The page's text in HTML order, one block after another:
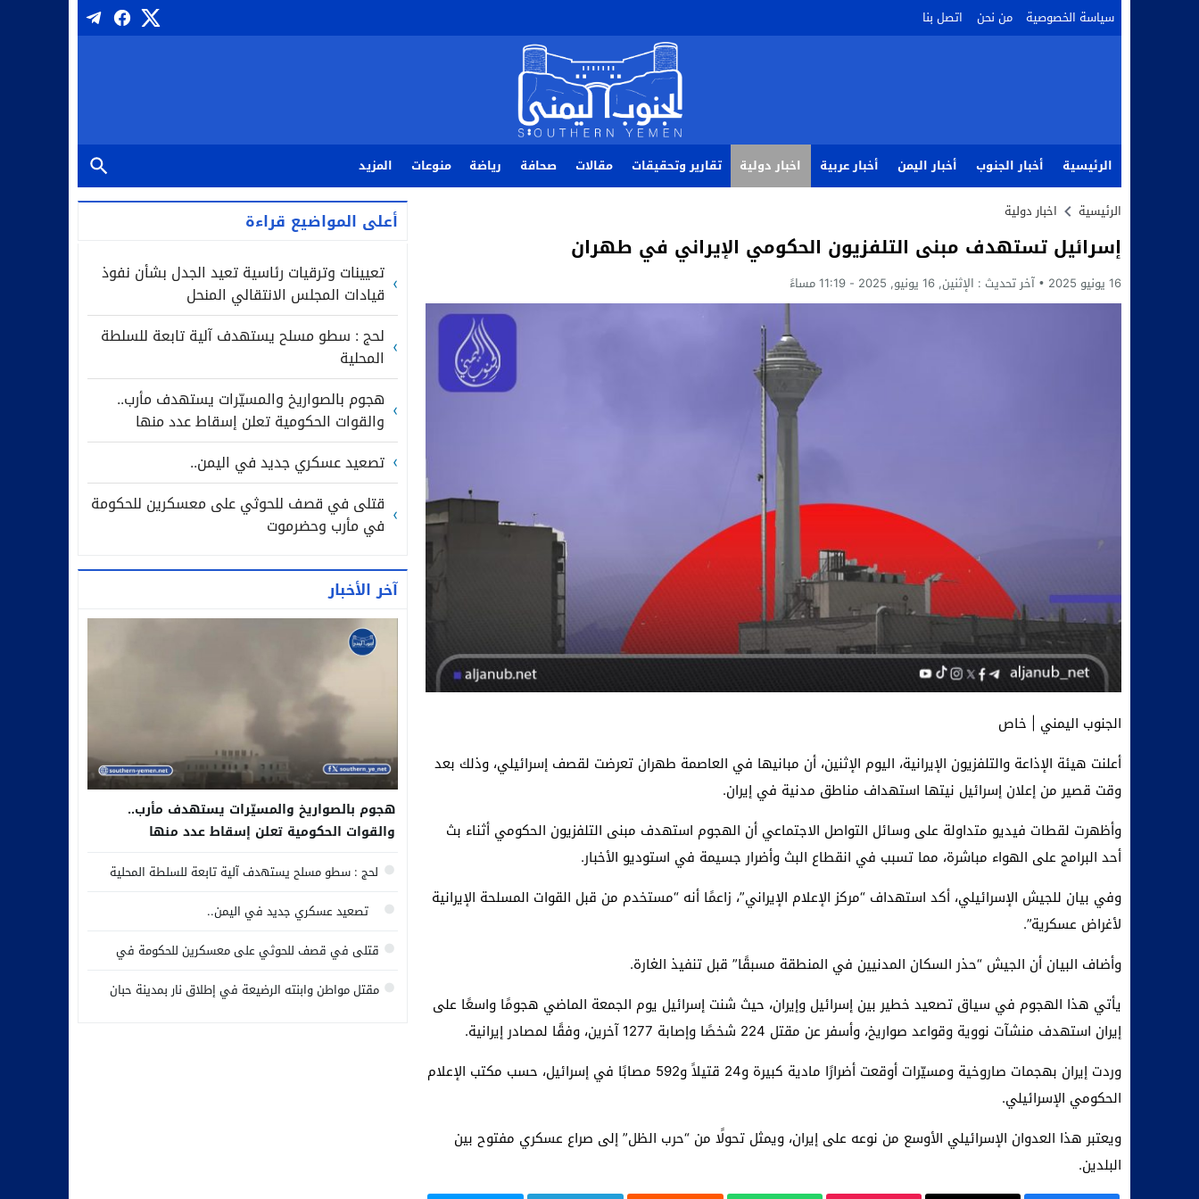
سياسة الخصوصية من نحن اتصل بنا
الرئيسية أخبار الجنوب أخبار اليمن أخبار عربية اخبار دولية تقارير وتحقيقات مقالات صحافة رياضة منوعات المزيد
الرئيسية اخبار دولية
إسرائيل تستهدف مبنى التلفزيون الحكومي الإيراني في طهران
16 يونيو 2025 آخر تحديث : الإثنين, 16 يونيو, 2025 - 11:19 مساءً
الجنوب اليمني | خاص
أعلنت هيئة الإذاعة والتلفزيون الإيرانية، اليوم الإثنين، أن مبانيها في العاصمة طهران تعرضت لقصف إسرائيلي، وذلك بعد
وقت قصير من إعلان إسرائيل نيتها استهداف مناطق مدنية في إيران.
وأظهرت لقطات فيديو متداولة على وسائل التواصل الاجتماعي أن الهجوم استهدف مبنى التلفزيون الحكومي أثناء بث
أحد البرامج على الهواء مباشرة، مما تسبب في انقطاع البث وأضرار جسيمة في استوديو الأخبار.
وفي بيان للجيش الإسرائيلي، أكد استهداف “مركز الإعلام الإيراني”، زاعمًا أنه “مستخدم من قبل القوات المسلحة الإيرانية
لأغراض عسكرية”.
وأضاف البيان أن الجيش “حذر السكان المدنيين في المنطقة مسبقًا” قبل تنفيذ الغارة.
يأتي هذا الهجوم في سياق تصعيد خطير بين إسرائيل وإيران، حيث شنت إسرائيل يوم الجمعة الماضي هجومًا واسعًا على
إيران استهدف منشآت نووية وقواعد صواريخ، وأسفر عن مقتل 224 شخصًا وإصابة 1277 آخرين، وفقًا لمصادر إيرانية.
وردت إيران بهجمات صاروخية ومسيّرات أوقعت أضرارًا مادية كبيرة و24 قتيلاً و592 مصابًا في إسرائيل، حسب مكتب الإعلام
الحكومي الإسرائيلي.
ويعتبر هذا العدوان الإسرائيلي الأوسع من نوعه على إيران، ويمثل تحولًا من “حرب الظل” إلى صراع عسكري مفتوح بين
البلدين.
أعلى المواضيع قراءة
تعيينات وترقيات رئاسية تعيد الجدل بشأن نفوذ
قيادات المجلس الانتقالي المنحل
لحج : سطو مسلح يستهدف آلية تابعة للسلطة
المحلية
هجوم بالصواريخ والمسيّرات يستهدف مأرب..
والقوات الحكومية تعلن إسقاط عدد منها
تصعيد عسكري جديد في اليمن..
قتلى في قصف للحوثي على معسكرين للحكومة
في مأرب وحضرموت
آخر الأخبار
هجوم بالصواريخ والمسيّرات يستهدف مأرب..
والقوات الحكومية تعلن إسقاط عدد منها
لحج : سطو مسلح يستهدف آلية تابعة للسلطة المحلية
تصعيد عسكري جديد في اليمن..
قتلى في قصف للحوثي على معسكرين للحكومة في
مقتل مواطن وابنته الرضيعة في إطلاق نار بمدينة حبان